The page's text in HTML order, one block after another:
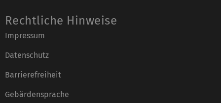
Rechtliche Hinweise
Impressum
Datenschutz
Barrierefreiheit
Gebärdensprache